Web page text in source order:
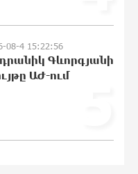
ռեկորդ է
դիտում՝ 24
08-4 15:22:56
Գևորգյանի
ԱԺ-ում